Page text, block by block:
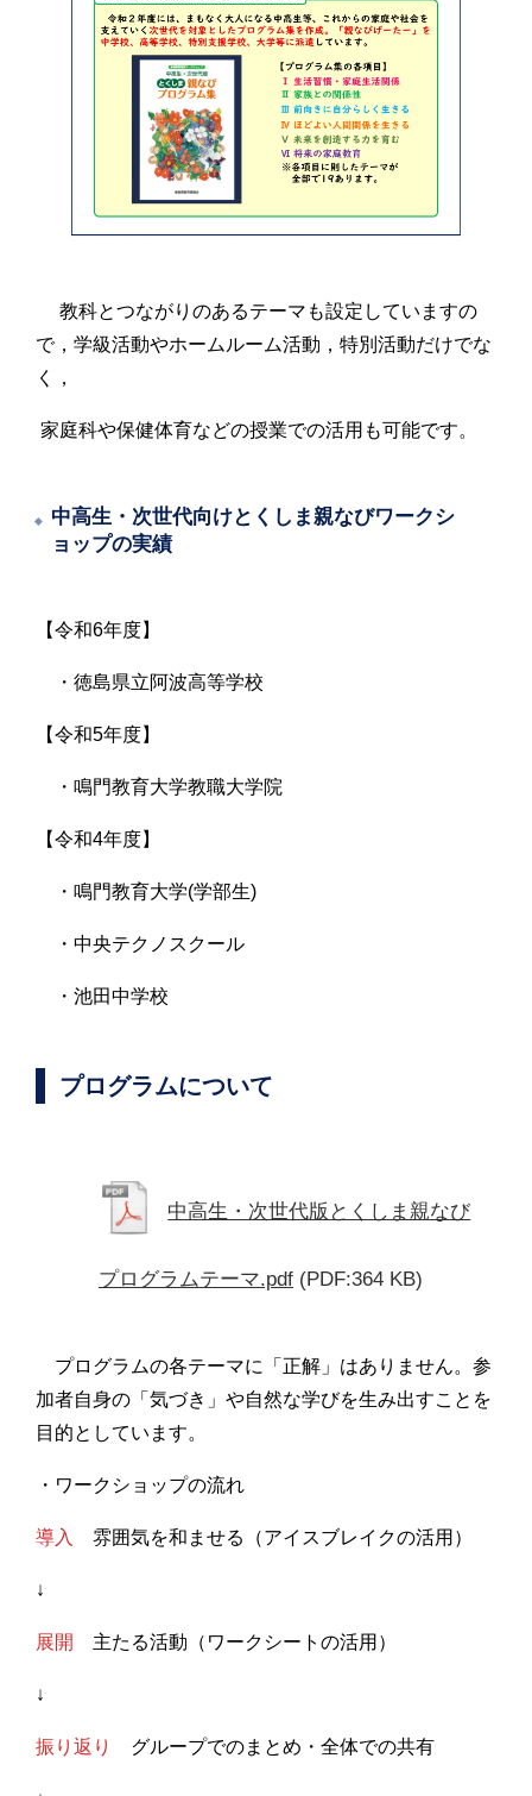
教科とつながりのあるテーマも設定していますの
で，学級活動やホームルーム活動，特別活動だけでな
く，
家庭科や保健体育などの授業での活用も可能です。
中高生・次世代向けとくしま親なびワークシ
ョップの実績
【令和6年度】
・徳島県立阿波高等学校
【令和5年度】
・鳴門教育大学教職大学院
【令和4年度】
・鳴門教育大学(学部生)
・中央テクノスクール
・池田中学校
プログラムについて
中高生・次世代版とくしま親なび
プログラムテーマ.pdf (PDF:364 KB)
プログラムの各テーマに「正解」はありません。参
加者自身の「気づき」や自然な学びを生み出すことを
目的としています。
・ワークショップの流れ
導入 雰囲気を和ませる（アイスブレイクの活用）
↓
展開 主たる活動（ワークシートの活用）
↓
振り返り グループでのまとめ・全体での共有